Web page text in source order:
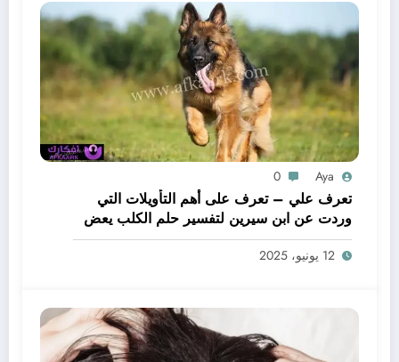
Aya
0
تعرف علي – تعرف على أهم التأويلات التي
وردت عن ابن سيرين لتفسير حلم الكلب يعض
يدي – بالتفصيل
12 يونيو، 2025